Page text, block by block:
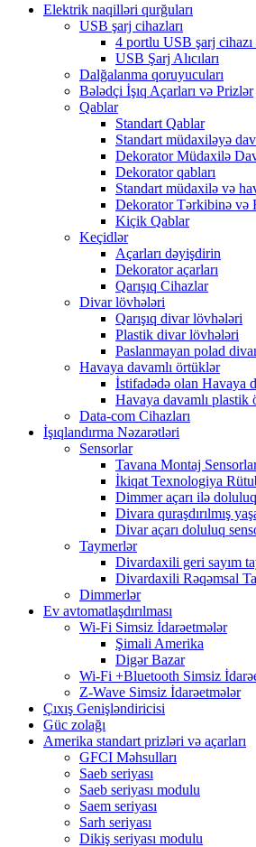
Elektrik naqilləri qurğuları
USB şarj cihazları
4 portlu USB şarj cihazı
USB Şarj Alıcıları
Dalğalanma qoruyucuları
Bələdçi İşıq Açarları və Prizlər
Qablar
Standart Qablar
Standart müdaxiləyə
Dekorator Müdaxilə
Dekorator qabları
Standart müdaxilə və
Dekorator Tərkibinə və
Kiçik Qablar
Keçidlər
Açarları dəyişdirin
Dekorator açarları
Qarışıq Cihazlar
Divar lövhələri
Qarışıq divar lövhələri
Plastik divar lövhələri
Paslanmayan polad
Havaya davamlı örtüklər
İstifadədə olan Havaya
Havaya davamlı plastik
Data-com Cihazları
İşıqlandırma Nəzarətləri
Sensorlar
Tavana Montaj
İkiqat Texnologiya
Dimmer açarı ilə
Divara quraşdırılmış
Divar açarı doluluq
Taymerlər
Divardaxili geri sayım
Divardaxili Rəqəmsal
Dimmerlər
Ev avtomatlaşdırılması
Wi-Fi Simsiz İdarəetmələr
Şimali Amerika
Digər Bazar
Wi-Fi +Bluetooth Simsiz
Z-Wave Simsiz İdarəetmələr
Çıxış Genişləndiricisi
Güc zolağı
Amerika standart prizləri və açarları
GFCI Məhsulları
Saeb seriyası
Saeb seriyası modulu
Saem seriyası
Sarh seriyası
Dikiş seriyası modulu